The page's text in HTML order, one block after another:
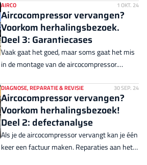
AIRCO 1 OKT. 24
Aircocompressor vervangen?
Voorkom herhalingsbezoek.
Deel 3: Garantiecases
Vaak gaat het goed, maar soms gaat het mis
in de montage van de aircocompressor.
betaald is, kunnen we er maar beter van
leren. Nissens-garantiespecialist Marcel van
der Cruijsen bespreekt vier garantiecases.
DIAGNOSE, REPARATIE & REVISIE 30 SEP. 24
Aircocompressor vervangen?
Voorkom herhalingsbezoek!
Deel 2: defectanalyse
Als je de aircocompressor vervangt kan je één
keer een factuur maken. Reparaties aan het